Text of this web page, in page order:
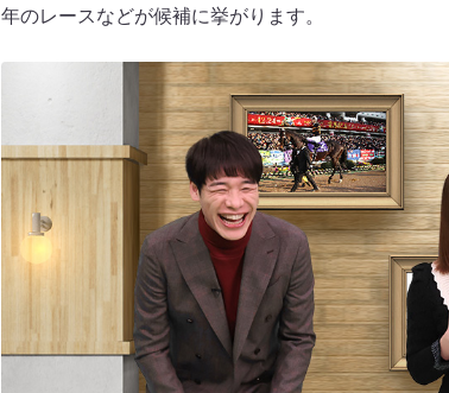
年のレースなどが候補に挙がります。